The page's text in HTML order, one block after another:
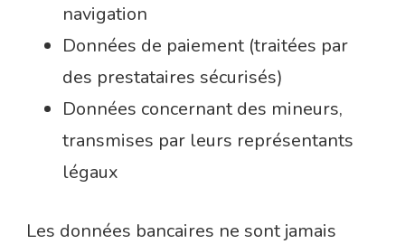
navigation
Données de paiement (traitées par
des prestataires sécurisés)
Données concernant des mineurs,
transmises par leurs représentants
légaux
Les données bancaires ne sont jamais